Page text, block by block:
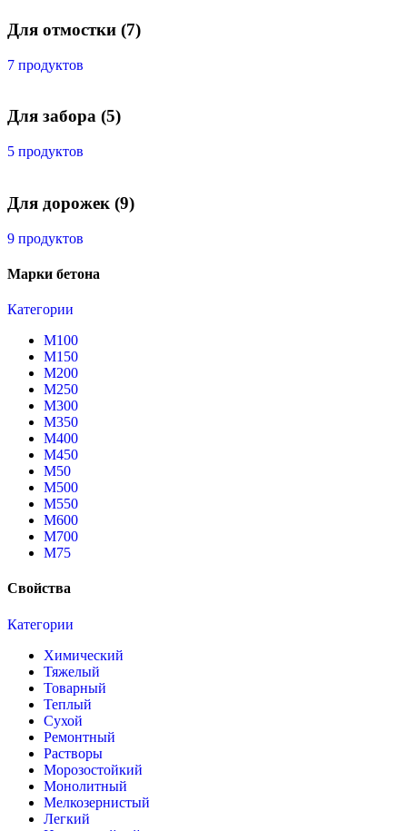
Для отмостки (7)
7 продуктов
Для забора (5)
5 продуктов
Для дорожек (9)
9 продуктов
Марки бетона
Категории
М100
М150
М200
М250
М300
М350
М400
М450
М50
М500
М550
М600
М700
М75
Свойства
Категории
Химический
Тяжелый
Товарный
Теплый
Сухой
Ремонтный
Растворы
Морозостойкий
Монолитный
Мелкозернистый
Легкий